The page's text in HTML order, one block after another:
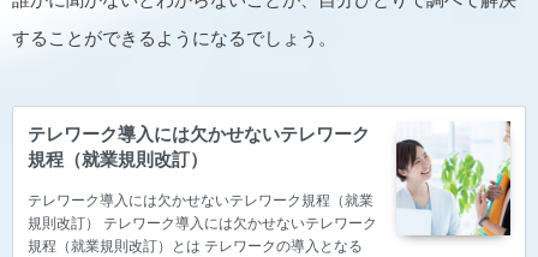
することができるようになるでしょう。
テレワーク導入には欠かせないテレワーク
規程（就業規則改訂）
テレワーク導入には欠かせないテレワーク規程（就業
規則改訂） テレワーク導入には欠かせないテレワーク
規程（就業規則改訂）とは テレワークの導入となる